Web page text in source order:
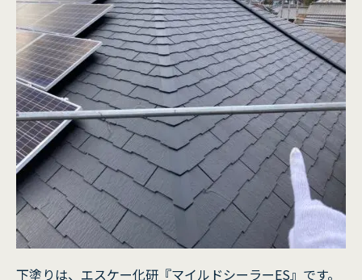
下塗りは、エスケー化研『マイルドシーラーES』です。